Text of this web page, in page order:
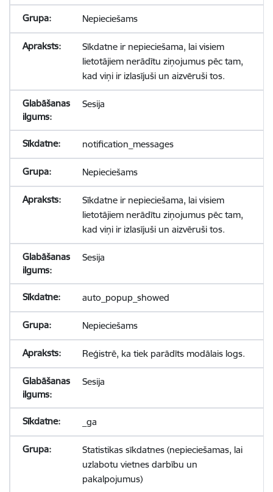
Nepieciešams
Sīkdatne ir nepieciešama, lai visiem
lietotājiem nerādītu ziņojumus pēc tam,
kad viņi ir izlasījuši un aizvēruši tos.
Sesija
notification_messages
Nepieciešams
Sīkdatne ir nepieciešama, lai visiem
lietotājiem nerādītu ziņojumus pēc tam,
kad viņi ir izlasījuši un aizvēruši tos.
Sesija
auto_popup_showed
Nepieciešams
Reģistrē, ka tiek parādīts modālais logs.
Sesija
_ga
Statistikas sīkdatnes (nepieciešamas, lai
uzlabotu vietnes darbību un
pakalpojumus)